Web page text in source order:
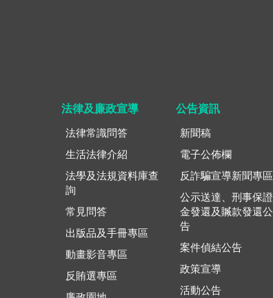
法律及廉政宣導
法律常識問答
生活法律介紹
法學及法規資料庫查
詢
常見問答
出版品及手冊專區
動畫影音專區
反賄選專區
公告資訊
新聞稿
電子公佈欄
反詐騙宣導新聞專區
公示送達、刑事保證
金發還及贓款發還公
告
案件偵結公告
政策宣導
活動公告